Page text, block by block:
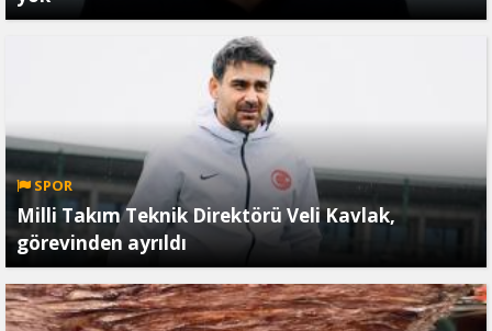
SPOR
Milli Takım Teknik Direktörü Veli Kavlak,
görevinden ayrıldı